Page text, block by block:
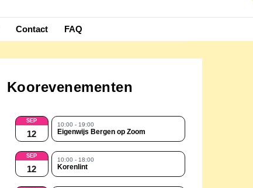
Contact FAQ
Koorevenementen
SEP
12
10:00 - 19:00
Eigenwijs Bergen op Zoom
SEP
12
10:00 - 18:00
Korenlint